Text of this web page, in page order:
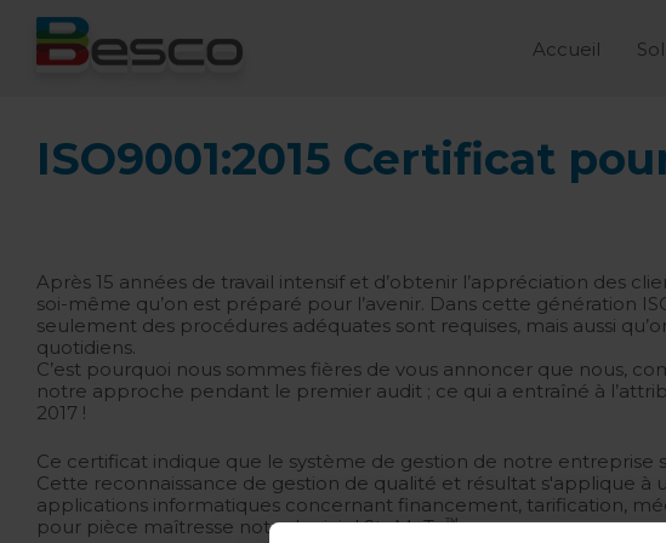
Accueil
ISO9001:2015 Certificat
Après 15 années de travail intensif et d’obtenir l’appréciation des
soi-même qu’on est préparé pour l’avenir. Dans cette génération
seulement des procédures adéquates sont requises, mais aussi
quotidiens.
C’est pourquoi nous sommes fières de vous annoncer que nous,
notre approche pendant le premier audit ; ce qui a entraîné à
2017 !
Ce certificat indique que le système de gestion de notre entreprise
Cette reconnaissance de gestion de qualité et résultat s'applique à
applications informatiques concernant financement, tarification,
pour pièce maîtresse notre logiciel SteMaTo™.